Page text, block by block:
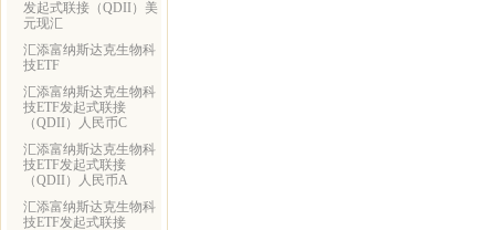
发起式联接（QDII）美
元现汇
汇添富纳斯达克生物科
技ETF
汇添富纳斯达克生物科
技ETF发起式联接
（QDII）人民币C
汇添富纳斯达克生物科
技ETF发起式联接
（QDII）人民币A
汇添富纳斯达克生物科
技ETF发起式联接